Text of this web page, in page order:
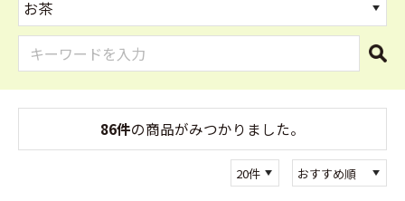
86件の商品がみつかりました。